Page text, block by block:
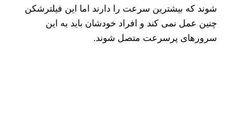
شوند که بیشترین سرعت را دارند اما این فیلترشکن
چنین عمل نمی کند و افراد خودشان باید به این
سرورهای پرسرعت متصل شوند.